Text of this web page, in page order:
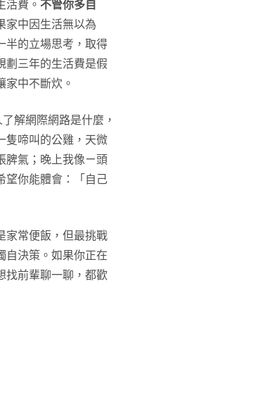
活費。 不管你多自
家中因生活無以為
半的立場思考，取得
劃三年的生活費是假
家中不斷炊。
解網際網路是什麼，
隻啼叫的公雞，天微
脾氣；晚上我像ㄧ頭
望你能體會：「自己
家常便飯，但最挑戰
自決策。如果你正在
找前輩聊一聊，都歡